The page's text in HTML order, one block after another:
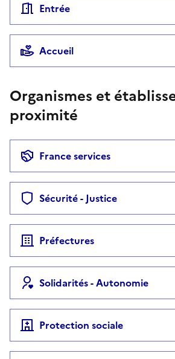
Entrée
Accueil
Organismes et
proximité
France services
Sécurité - Justice
Préfectures
Solidarités - Autonomie
Protection sociale